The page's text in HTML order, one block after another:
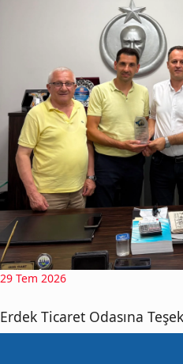
29 Tem 2026
Erdek Ticaret Odasına